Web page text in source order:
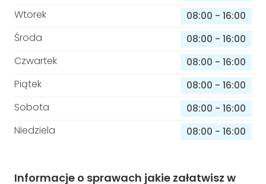
Wtorek
08:00 - 16:00
Środa
08:00 - 16:00
Czwartek
08:00 - 16:00
Piątek
08:00 - 16:00
Sobota
08:00 - 16:00
Niedziela
08:00 - 16:00
Informacje o sprawach jakie załatwisz w